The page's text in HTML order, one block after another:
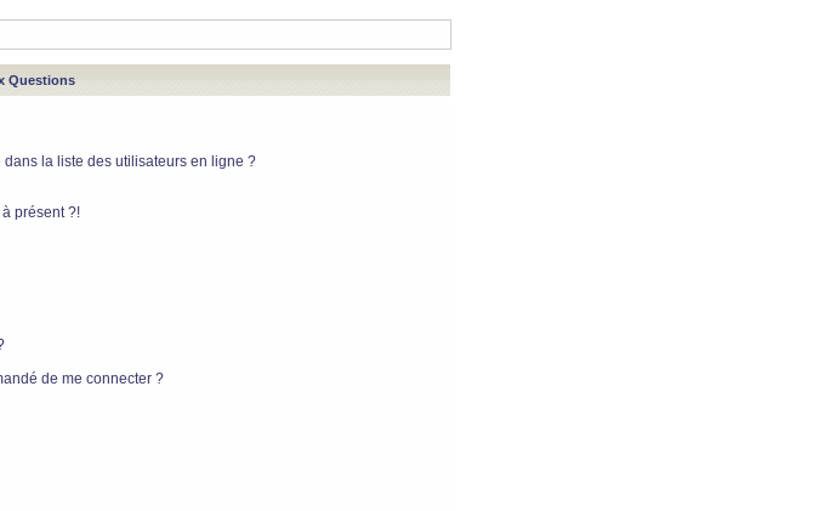
Questions
la liste des utilisateurs en ligne ?
présent ?!
de me connecter ?